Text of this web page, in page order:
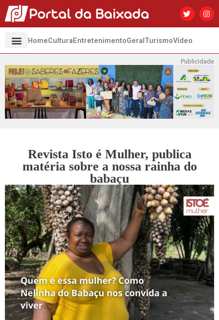
HomeCultura EntretenimentoGeral TurismoVídeo
Publicidade
Revista Isto é Mulher, publica
matéria sobre a nossa rainha do
babaçu